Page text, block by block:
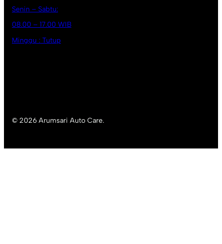
Senin – Sabtu:
08.00 – 17.00 WIB
Minggu : Tutup
© 2026 Arumsari Auto Care.